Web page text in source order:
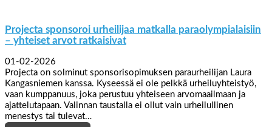
Projecta sponsoroi urheilijaa matkalla paraolympialaisiin
– yhteiset arvot ratkaisivat
01-02-2026
Projecta on solminut sponsorisopimuksen paraurheilijan Laura
Kangasniemen kanssa. Kyseessä ei ole pelkkä urheiluyhteistyö,
vaan kumppanuus, joka perustuu yhteiseen arvomaailmaan ja
ajattelutapaan. Valinnan taustalla ei ollut vain urheilullinen
menestys tai tulevat…